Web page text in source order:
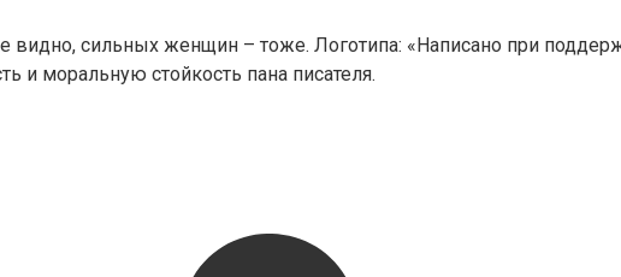
видно, сильных женщин – тоже. Логотипа: «Написано при
и моральную стойкость пана писателя.